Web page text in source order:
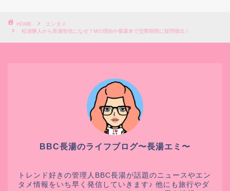
HOME
エンタメ
松浦勝人から長瀬智也になぜ？Mの理由や暴露本で交際期間に疑問噴出！
BBC長湯のライフブログ〜長湯エミ〜
トレンド好きの管理人BBC長湯が話題のニュースやエン
タメ情報をいち早く発信していきます♪ 他にも旅行やダ